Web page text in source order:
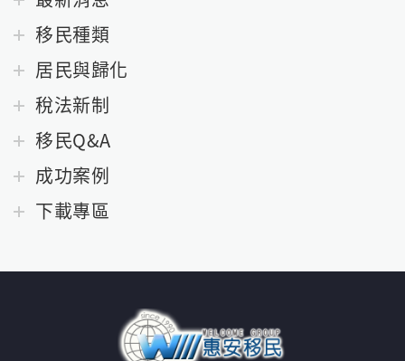
移民種類
居民與歸化
稅法新制
移民Q&A
成功案例
下載專區